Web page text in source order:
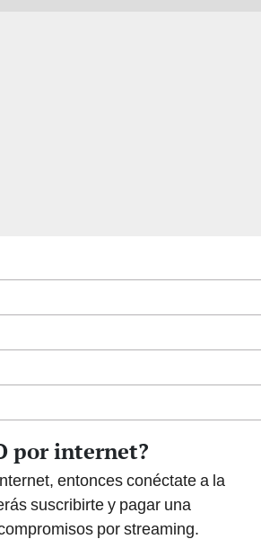
por internet?
entonces conéctate a la
suscribirte y pagar una
por streaming.